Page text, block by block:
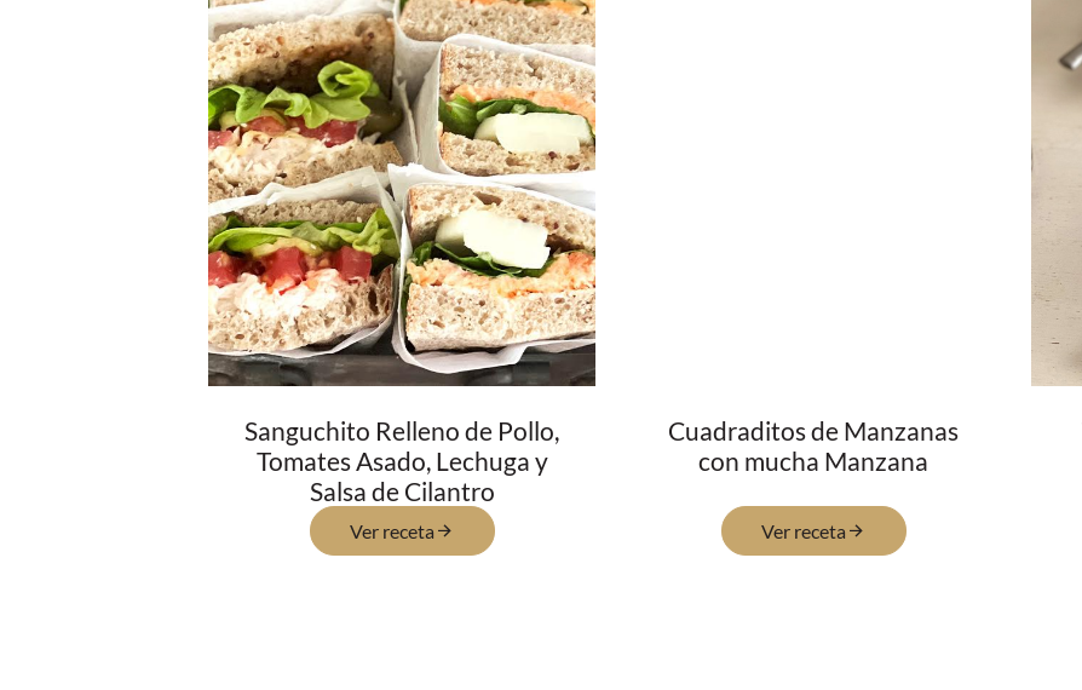
Sanguchito Relleno de Pollo,
Tomates Asado, Lechuga y
Salsa de Cilantro
Ver receta
Cuadraditos de Manzanas
con mucha Manzana
Ver receta